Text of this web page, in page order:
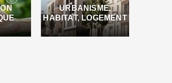
URBANISME,
HABITAT, LOGEMENT